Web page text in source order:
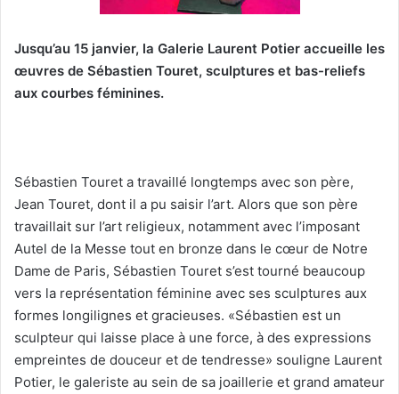
Jusqu’au 15 janvier, la Galerie Laurent Potier accueille les
œuvres de Sébastien Touret, sculptures et bas-reliefs
aux courbes féminines.
Sébastien Touret a travaillé longtemps avec son père,
Jean Touret, dont il a pu saisir l’art. Alors que son père
travaillait sur l’art religieux, notamment avec l’imposant
Autel de la Messe tout en bronze dans le cœur de Notre
Dame de Paris, Sébastien Touret s’est tourné beaucoup
vers la représentation féminine avec ses sculptures aux
formes longilignes et gracieuses. «Sébastien est un
sculpteur qui laisse place à une force, à des expressions
empreintes de douceur et de tendresse» souligne Laurent
Potier, le galeriste au sein de sa joaillerie et grand amateur